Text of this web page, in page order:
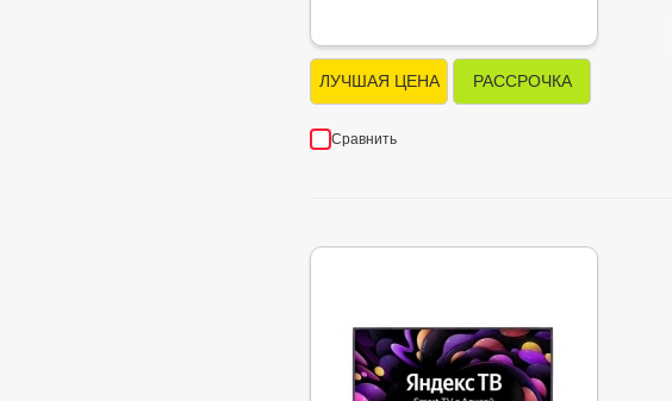
ЛУЧШАЯ ЦЕНА РАССРОЧКА
Сравнить